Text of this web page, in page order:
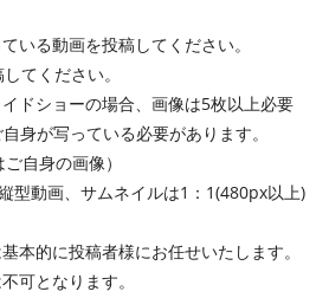
いる動画を投稿してください。
てください。
ドショーの場合、画像は5枚以上必要
身が写っている必要があります。
自身の画像）
型動画、サムネイルは1：1(480px以上)
本的に投稿者様にお任せいたします。
可となります。